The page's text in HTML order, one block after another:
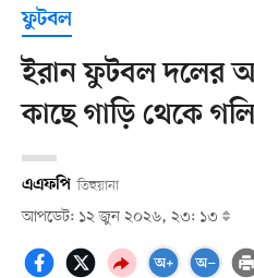
ফুটবল
ইরান ফুটবল দলের
কাছে গাড়ি থেকে
এএফপি তিহুয়ানা
আপডেট: ১২ জুন ২০২৬, ২৩: ১৩